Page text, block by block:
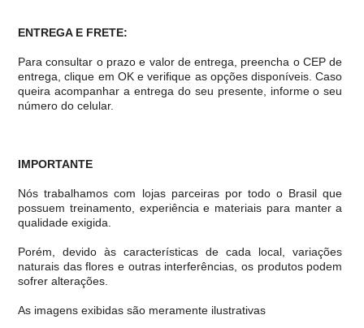
ENTREGA E FRETE:
Para consultar o prazo e valor de entrega, preencha o CEP de
entrega, clique em OK e verifique as opções disponíveis. Caso
queira acompanhar a entrega do seu presente, informe o seu
número do celular.
IMPORTANTE
Nós trabalhamos com lojas parceiras por todo o Brasil que
possuem treinamento, experiência e materiais para manter a
qualidade exigida.
Porém, devido às características de cada local, variações
naturais das flores e outras interferências, os produtos podem
sofrer alterações.
As imagens exibidas são meramente ilustrativas